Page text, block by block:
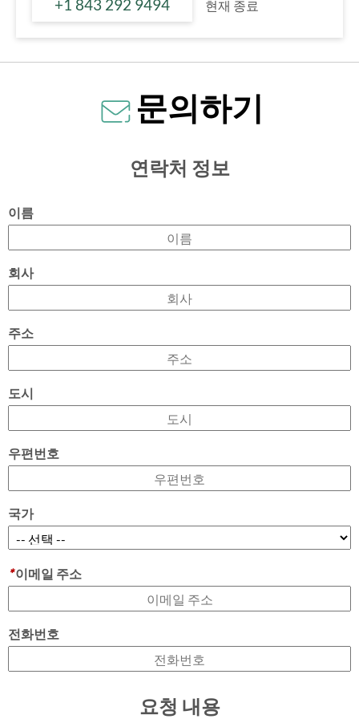
+1 843 292 9494 현재 종료
문의하기
연락처 정보
이름
회사
주소
도시
우편번호
국가
*이메일 주소
전화번호
요청 내용